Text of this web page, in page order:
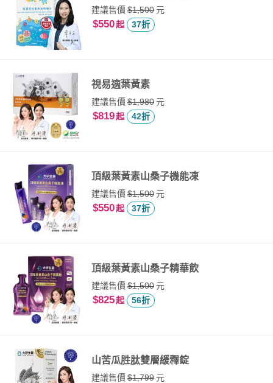
建議售價$1,500元
$550起 37折
視易適葉黃素
建議售價$1,980元
$819起 42折
頂級葉黃素山桑子機能凍
建議售價$1,500元
$550起 37折
頂級葉黃素山桑子精華飲
建議售價$1,500元
$825起 56折
山苦瓜胜肽雙層緩釋錠
建議售價$1,799元